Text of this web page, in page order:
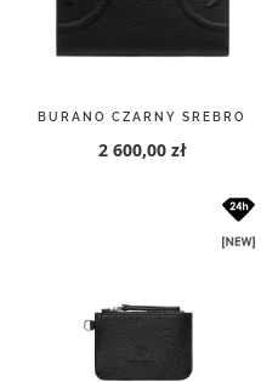
BURANO CZARNY SREBRO
2 600,00 zł